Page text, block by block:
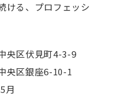
ける、プロフェッシ
央区伏見町4-3-9
銀座6-10-1
月